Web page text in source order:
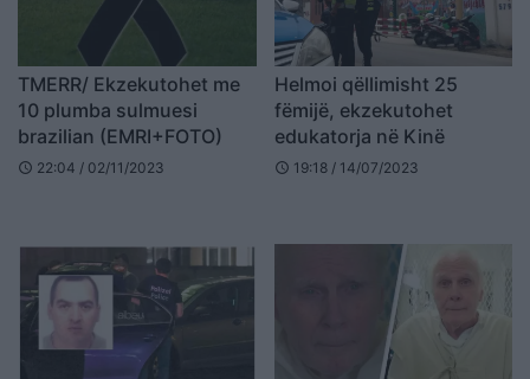
TMERR/ Ekzekutohet me
10 plumba sulmuesi
brazilian (EMRI+FOTO)
schedule 22:04 / 02/11/2023
Helmoi qëllimisht 25
fëmijë, ekzekutohet
edukatorja në Kinë
schedule 19:18 / 14/07/2023